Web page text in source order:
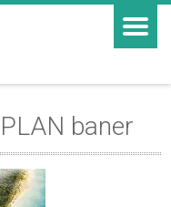
baner